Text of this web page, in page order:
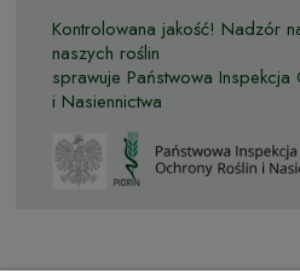
Kontrolowana jakość! Nadzór
naszych roślin
sprawuje Państwowa Inspekcja
i Nasiennictwa